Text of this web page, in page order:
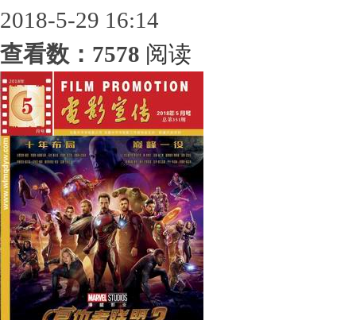
2018-5-29 16:14
查看数：7578 阅读